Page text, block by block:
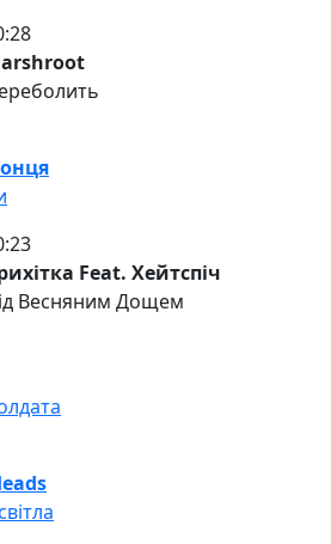
Feat. Хейтспіч
Весняним Дощем